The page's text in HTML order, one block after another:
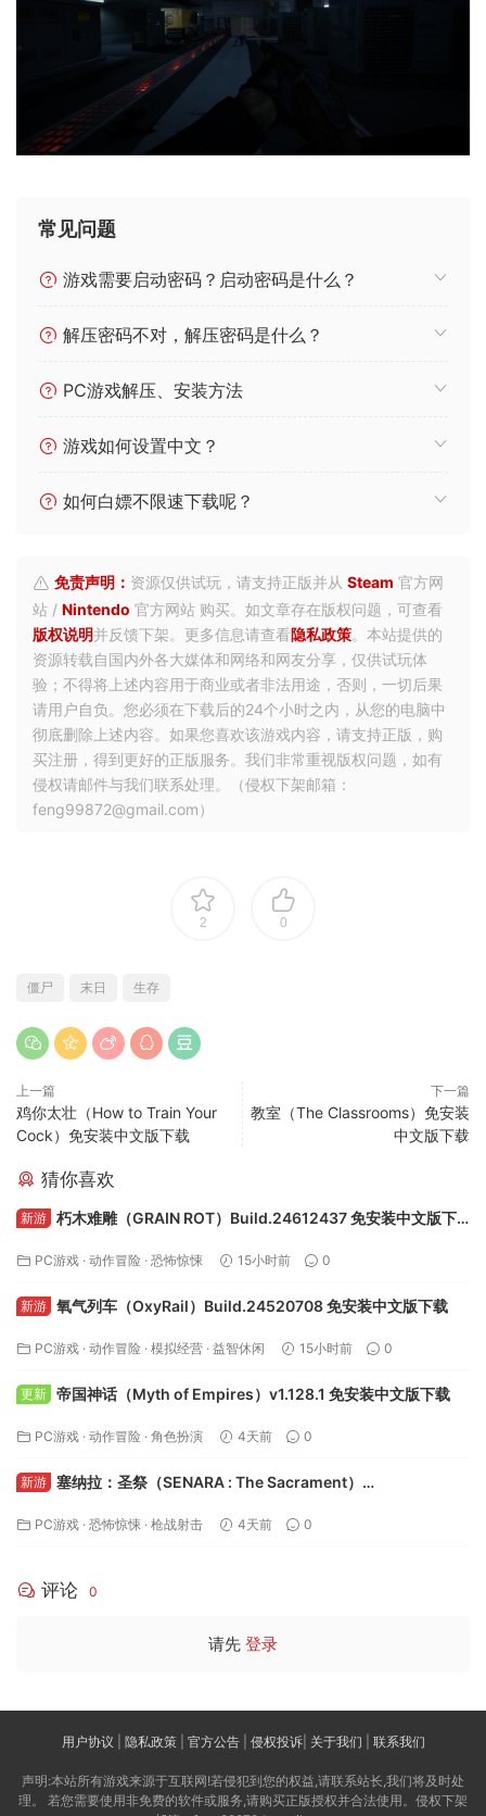
常见问题
游戏需要启动密码？启动密码是什么？
解压密码不对，解压密码是什么？
PC游戏解压、安装方法
游戏如何设置中文？
如何白嫖不限速下载呢？
免责声明： 资源仅供试玩，请支持正版并从 Steam 官方网
站 / Nintendo 官方网站 购买。如文章存在版权问题，可查看
版权说明并反馈下架。更多信息请查看隐私政策。本站提供的
资源转载自国内外各大媒体和网络和网友分享，仅供试玩体
验；不得将上述内容用于商业或者非法用途，否则，一切后果
请用户自负。您必须在下载后的24个小时之内，从您的电脑中
彻底删除上述内容。如果您喜欢该游戏内容，请支持正版，购
买注册，得到更好的正版服务。我们非常重视版权问题，如有
侵权请邮件与我们联系处理。（侵权下架邮箱：
feng99872@gmail.com）
2 0
僵尸 末日 生存
上一篇
鸡你太壮（How to Train Your
Cock）免安装中文版下载
下一篇
教室（The Classrooms）免安装
中文版下载
猜你喜欢
新游 朽木难雕（GRAIN ROT）Build.24612437 免安装中文版下
PC游戏 · 动作冒险 · 恐怖惊悚 15小时前 0
新游 氧气列车（OxyRail）Build.24520708 免安装中文版下载
PC游戏 · 动作冒险 · 模拟经营 · 益智休闲 15小时前 0
更新 帝国神话（Myth of Empires）v1.128.1 免安装中文版下载
PC游戏 · 动作冒险 · 角色扮演 4天前 0
新游 塞纳拉：圣祭（SENARA : The Sacrament）
PC游戏 · 恐怖惊悚 · 枪战射击 4天前 0
评论 0
请先 登录
用户协议 隐私政策| 官方公告| 侵权投诉| 关于我们 联系我们
声明:本站所有游戏来源于互联网!若侵犯到您的权益,请联系站长,我们将及时处
理。 若您需要使用非免费的软件或服务,请购买正版授权并合法使用。侵权下架